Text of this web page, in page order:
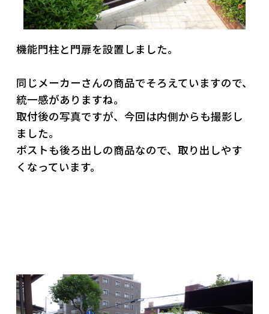
機能門柱と門扉を設置しました。
同じメーカーさんの商品でそろえていますので、
統一感がありますね。
取付後の写真ですが、今回は内側からも撮影し
ました。
ポストも後ろ出しの商品なので、取り出しやす
くなっています。